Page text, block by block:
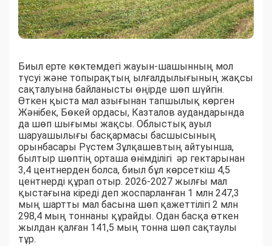
Биыл ерте көктемдегі жауын-шашынның мол
түсуі және топырақтың ылғалдылығының жақсы
сақталуына байланысты өңірде шөп шүйгін.
Өткен қыста мал азығынан тапшылық көрген
Жәнібек, Бөкей ордасы, Казталов аудандарында
да шөп шығымы жақсы. Облыстық ауыл
шаруашылығы басқармасы басшысының
орынбасары Рүстем Зұлқашевтың айтуынша,
былтыр шөптің орташа өнімділігі әр гектарынан
3,4 центнерден болса, биыл бұл көрсеткіш 4,5
центнерді құрап отыр. 2026-2027 жылғы мал
қыстағына кіреді деп жоспарланған 1 млн 247,3
мың шартты мал басына шөп қажеттілігі 2 млн
298,4 мың тоннаны құрайды. Одан басқа өткен
жылдан қалған 141,5 мың тонна шөп сақтаулы
тұр.